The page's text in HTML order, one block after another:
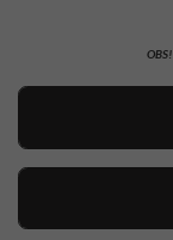
OBS!